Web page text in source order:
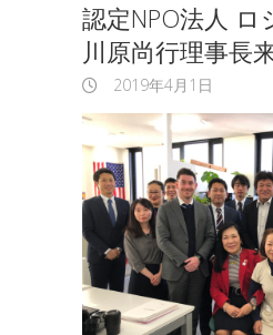
認定NPO法人
川原尚行理事長
2019年4月1日